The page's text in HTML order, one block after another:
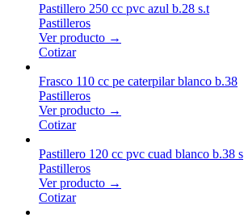
Pastillero 250 cc pvc azul b.28 s.t
Pastilleros
Ver producto →
Cotizar
Frasco 110 cc pe caterpilar blanco b.38
Pastilleros
Ver producto →
Cotizar
Pastillero 120 cc pvc cuad blanco b.38 s
Pastilleros
Ver producto →
Cotizar